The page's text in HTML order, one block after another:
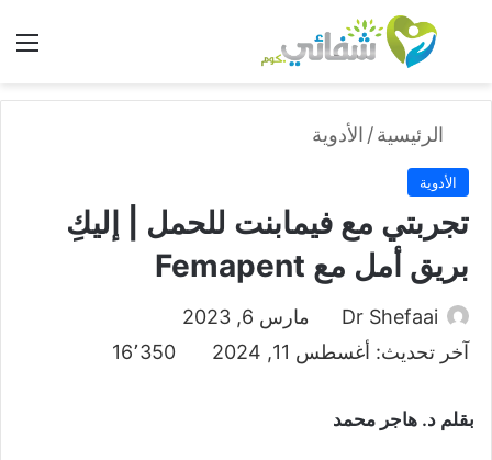
بحث عن
الرئيسية/ الأدوية
الأدوية
تجربتي مع فيمابنت للحمل | إليكِ
بريق أمل مع Femapent
Dr Shefaai
مارس 6, 2023
آخر تحديث: أغسطس 11, 2024
16٬350
بقلم د. هاجر محمد